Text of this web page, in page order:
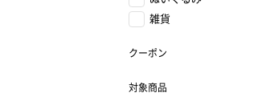
雑貨
クーポン
対象商品